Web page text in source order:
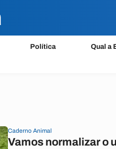
Política Qual a
Caderno Animal
Vamos normalizar o